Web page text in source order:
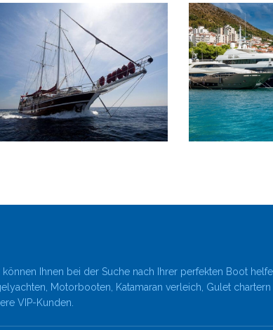
Ihnen bei der Suche nach Ihrer perfekten Boot
Motorbooten, Katamaran verleich, Gulet
VIP-Kunden.